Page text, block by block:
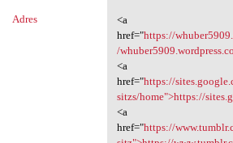
Adres
<a
href="https://
/
<a
href="https://
sitzs/home">https://
<a
href="https://